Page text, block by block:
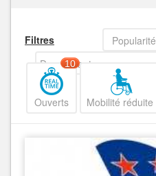
Filtres
Popularité
Decroissant
Ouverts
10
Mobilité réduite